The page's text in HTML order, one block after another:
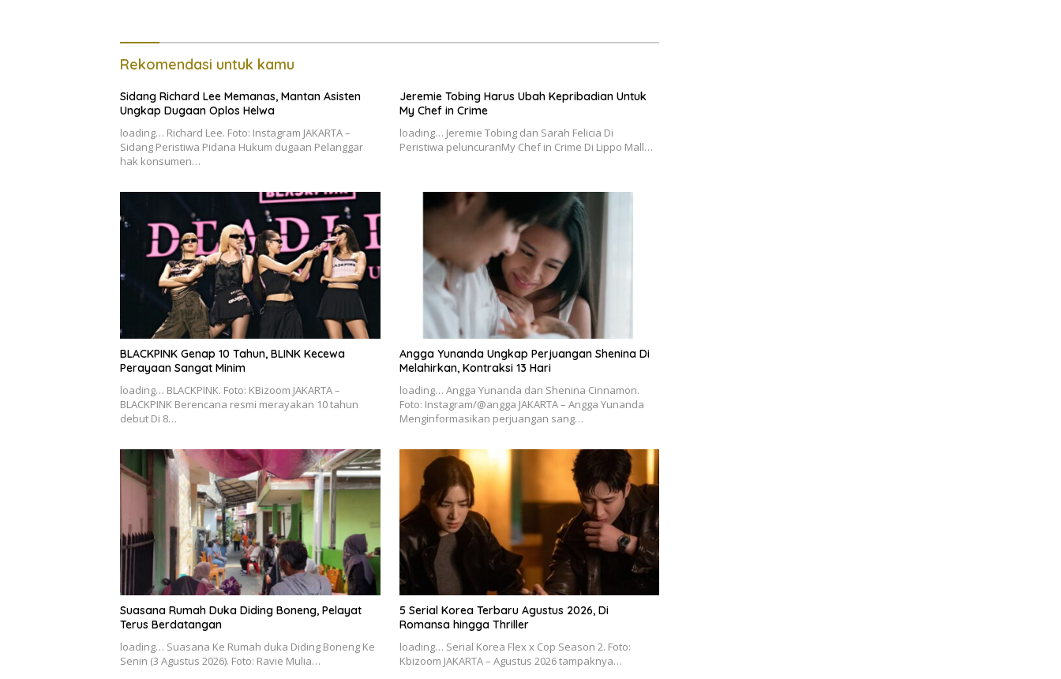
Rekomendasi untuk kamu
Sidang Richard Lee Memanas, Mantan Asisten
Ungkap Dugaan Oplos Helwa
loading… Richard Lee. Foto: Instagram JAKARTA –
Sidang Peristiwa Pidana Hukum dugaan Pelanggar
hak konsumen…
Jeremie Tobing Harus Ubah Kepribadian Untuk
My Chef in Crime
loading… Jeremie Tobing dan Sarah Felicia Di
Peristiwa peluncuranMy Chef in Crime Di Lippo Mall…
BLACKPINK Genap 10 Tahun, BLINK Kecewa
Perayaan Sangat Minim
loading… BLACKPINK. Foto: KBizoom JAKARTA –
BLACKPINK Berencana resmi merayakan 10 tahun
debut Di 8…
Angga Yunanda Ungkap Perjuangan Shenina Di
Melahirkan, Kontraksi 13 Hari
loading… Angga Yunanda dan Shenina Cinnamon.
Foto: Instagram/@angga JAKARTA – Angga Yunanda
Menginformasikan perjuangan sang…
Suasana Rumah Duka Diding Boneng, Pelayat
Terus Berdatangan
loading… Suasana Ke Rumah duka Diding Boneng Ke
Senin (3 Agustus 2026). Foto: Ravie Mulia…
5 Serial Korea Terbaru Agustus 2026, Di
Romansa hingga Thriller
loading… Serial Korea Flex x Cop Season 2. Foto:
Kbizoom JAKARTA – Agustus 2026 tampaknya…